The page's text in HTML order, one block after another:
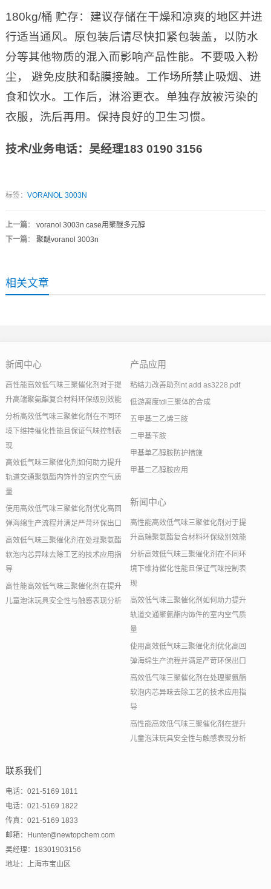
180kg/桶 贮存：建议存储在干燥和凉爽的地区并进
行适当通风。原包装后请尽快扣紧包装盖，以防水
分等其他物质的混入而影响产品性能。不要吸入粉
尘， 避免皮肤和黏膜接触。工作场所禁止吸烟、进
食和饮水。工作后，淋浴更衣。单独存放被污染的
衣服，洗后再用。保持良好的卫生习惯。
技术/业务电话：吴经理183 0190 3156
标签： VORANOL 3003N
上一篇： voranol 3003n case用聚醚多元醇
下一篇： 聚醚voranol 3003n
相关文章
新闻中心
高性能高效低气味三聚催化剂对于提
升高端聚氨酯复合材料环保级别效能
分析高效低气味三聚催化剂在不同环
境下维持催化性能且保证气味控制表
现
高效低气味三聚催化剂如何助力提升
轨道交通聚氨酯内饰件的室内空气质
量
使用高效低气味三聚催化剂优化高回
弹海绵生产流程并满足严苛环保出口
高效低气味三聚催化剂在处理聚氨酯
软泡内芯异味去除工艺的技术应用指
导
高性能高效低气味三聚催化剂在提升
儿童泡沫玩具安全性与触感表现分析
产品应用
粘结力改善助剂nt add as3228.pdf
低游离度tdi三聚体的合成
五甲基二乙烯三胺
二甲基苄胺
甲基单乙醇胺防护措施
甲基二乙醇胺应用
新闻中心
高性能高效低气味三聚催化剂对于提
升高端聚氨酯复合材料环保级别效能
分析高效低气味三聚催化剂在不同环
境下维持催化性能且保证气味控制表
现
高效低气味三聚催化剂如何助力提升
轨道交通聚氨酯内饰件的室内空气质
量
使用高效低气味三聚催化剂优化高回
弹海绵生产流程并满足严苛环保出口
高效低气味三聚催化剂在处理聚氨酯
软泡内芯异味去除工艺的技术应用指
导
高性能高效低气味三聚催化剂在提升
儿童泡沫玩具安全性与触感表现分析
联系我们
电话：021-5169 1811
电话：021-5169 1822
传真：021-5169 1833
邮箱：Hunter@newtopchem.com
吴经理：18301903156
地址：上海市宝山区